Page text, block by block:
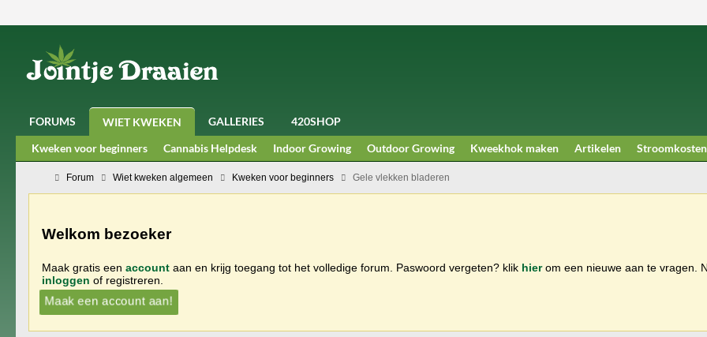
FORUMS WIET KWEKEN GALLERIES
420SHOP
Kweken voor beginners
Cannabis Helpdesk Indoor Growing Outdoor Growing Kweekhok maken Artikelen Stroomkosten
Forum Wiet kweken algemeen Kweken voor beginners Gele vlekken bladeren
Welkom bezoeker
Maak gratis een account aan en krijg toegang tot het volledige forum. Paswoord vergeten? klik hierom een nieuwe aan te vragen.
inloggen of registreren.
Maak een account aan!